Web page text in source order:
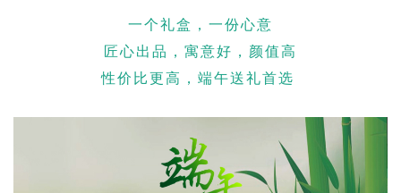
一个礼盒，一份心意
匠心出品，寓意好，颜值高
性价比更高，端午送礼首选